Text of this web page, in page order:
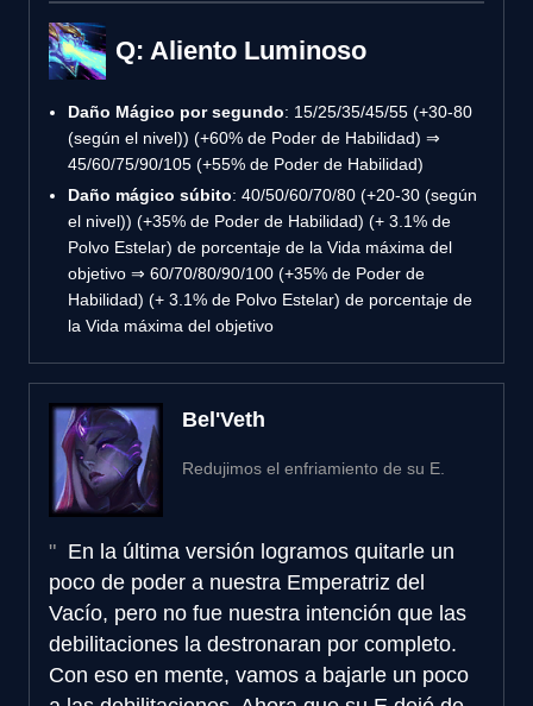
Q: Aliento Luminoso
Daño Mágico por segundo: 15/25/35/45/55 (+30-80
(según el nivel)) (+60% de Poder de Habilidad) ⇒
45/60/75/90/105 (+55% de Poder de Habilidad)
Daño mágico súbito: 40/50/60/70/80 (+20-30 (según
el nivel)) (+35% de Poder de Habilidad) (+ 3.1% de
Polvo Estelar) de porcentaje de la Vida máxima del
objetivo ⇒ 60/70/80/90/100 (+35% de Poder de
Habilidad) (+ 3.1% de Polvo Estelar) de porcentaje de
la Vida máxima del objetivo
Bel'Veth
Redujimos el enfriamiento de su E.
En la última versión logramos quitarle un
poco de poder a nuestra Emperatriz del
Vacío, pero no fue nuestra intención que las
debilitaciones la destronaran por completo.
Con eso en mente, vamos a bajarle un poco